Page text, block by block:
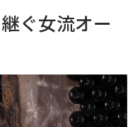
ぐ女流オー